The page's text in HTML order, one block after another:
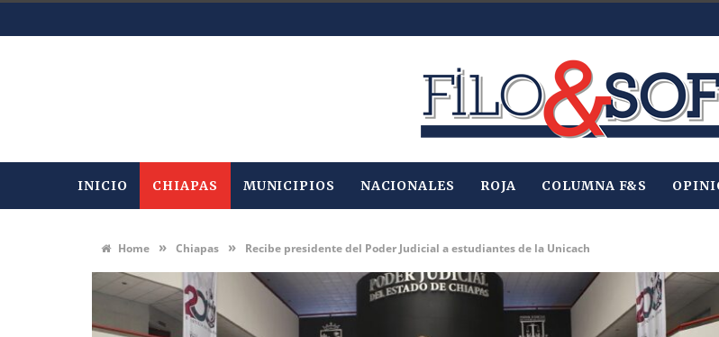
INICIO CHIAPAS MUNICIPIOS NACIONALES ROJA COLUMNA F&S
Home » Chiapas » Recibe presidente del Poder Judicial a estudiantes de la Unicach